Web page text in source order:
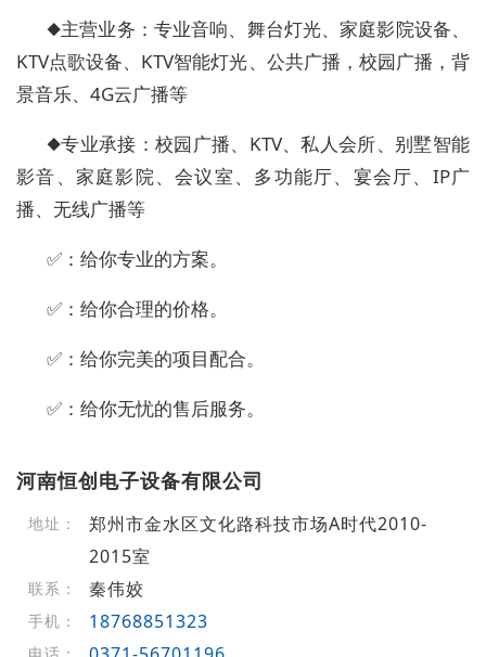
◆主营业务：专业音响、舞台灯光、家庭影院设备、
KTV点歌设备、KTV智能灯光、公共广播，校园广播，背
景音乐、4G云广播等
◆专业承接：校园广播、KTV、私人会所、别墅智能
影音、家庭影院、会议室、多功能厅、宴会厅、IP广
播、无线广播等
✅：给你专业的方案。
✅：给你合理的价格。
✅：给你完美的项目配合。
✅：给你无忧的售后服务。
河南恒创电子设备有限公司
地址：
郑州市金水区文化路科技市场A时代2010-
2015室
联系： 秦伟姣
手机： 18768851323